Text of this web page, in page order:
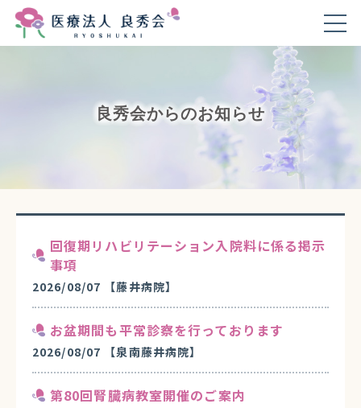
良秀会からのお知らせ
回復期リハビリテーション入院料に係る掲示
事項
2026/08/07 【藤井病院】
お盆期間も平常診察を行っております
2026/08/07 【泉南藤井病院】
第80回腎臓病教室開催のご案内